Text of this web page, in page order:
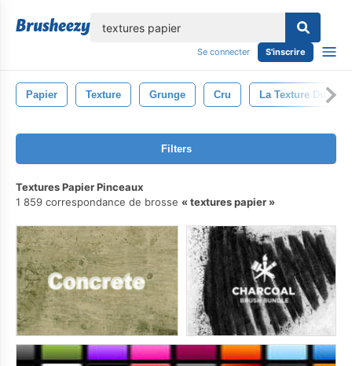
Se connecter S'inscrire
Papier Texture Grunge Cru La Texture Du
Filters
Textures Papier Pinceaux
1 859 correspondance de brosse
textures papier